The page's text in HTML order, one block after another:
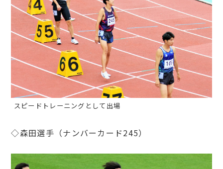
スピードトレーニングとして出場
◇森田選手（ナンバーカード245）